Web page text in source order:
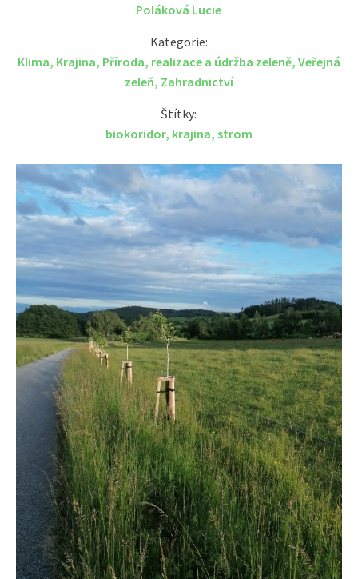
Poláková Lucie
Kategorie:
Klima, Krajina, Příroda, realizace a údržba zeleně, Veřejná
zeleň, Zahradnictví
Štítky:
biokoridor, krajina, strom